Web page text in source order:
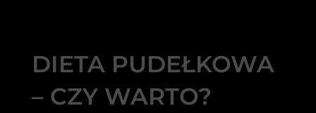
DIETA PUDEŁKOWA
– CZY WARTO?